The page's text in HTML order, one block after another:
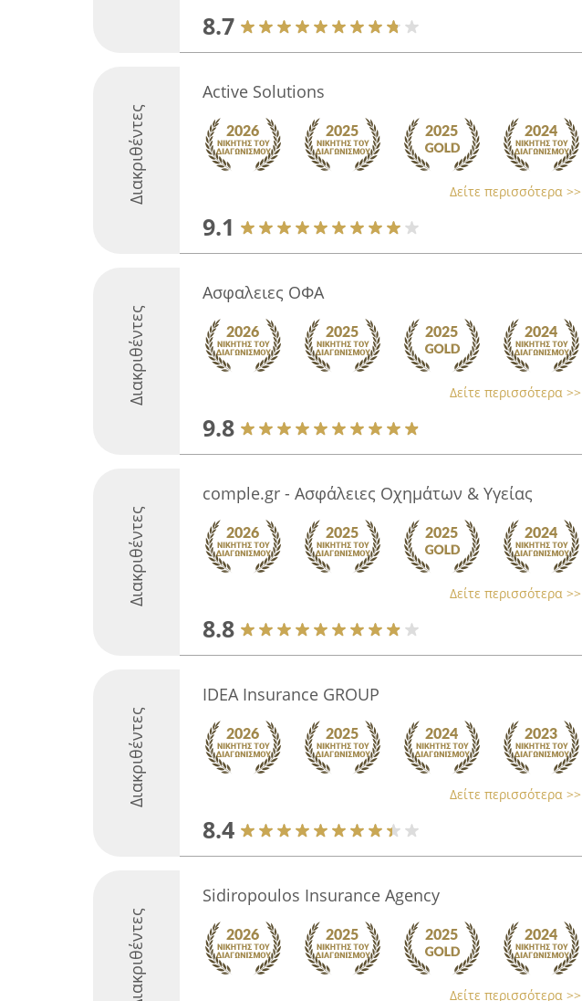
8.7
Διακριθέντες
Active Solutions
Δείτε περισσότερα >>
9.1
Διακριθέντες
Ασφαλειες ΟΦΑ
Δείτε περισσότερα >>
9.8
Διακριθέντες
comple.gr - Ασφάλειες Οχημάτων & Υγείας
Δείτε περισσότερα >>
8.8
Διακριθέντες
IDEA Insurance GROUP
Δείτε περισσότερα >>
8.4
Διακριθέντες
Sidiropoulos Insurance Agency
Δείτε περισσότερα >>